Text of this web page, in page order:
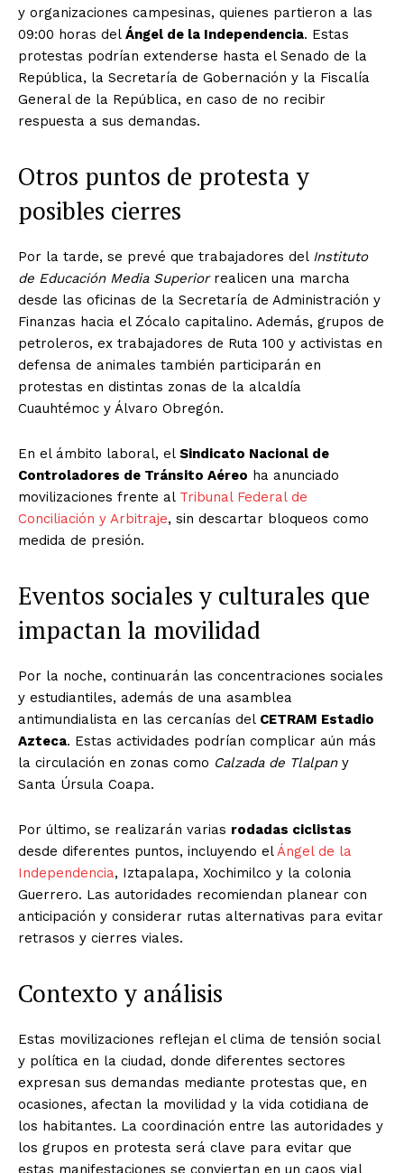
y organizaciones campesinas, quienes partieron a las
09:00 horas del Ángel de la Independencia. Estas
protestas podrían extenderse hasta el Senado de la
República, la Secretaría de Gobernación y la Fiscalía
General de la República, en caso de no recibir
respuesta a sus demandas.
Otros puntos de protesta y
posibles cierres
Por la tarde, se prevé que trabajadores del Instituto
de Educación Media Superiorrealicen una marcha
desde las oficinas de la Secretaría de Administración y
Finanzas hacia el Zócalo capitalino. Además, grupos de
petroleros, ex trabajadores de Ruta 100 y activistas en
defensa de animales también participarán en
protestas en distintas zonas de la alcaldía
Cuauhtémoc y Álvaro Obregón.
En el ámbito laboral, el Sindicato Nacional de
Controladores de Tránsito Aéreo ha anunciado
movilizaciones frente al Tribunal Federal de
Conciliación y Arbitraje, sin descartar bloqueos como
medida de presión.
Eventos sociales y culturales que
impactan la movilidad
Por la noche, continuarán las concentraciones sociales
y estudiantiles, además de una asamblea
antimundialista en las cercanías del CETRAM Estadio
Azteca. Estas actividades podrían complicar aún más
la circulación en zonas como Calzada de Tlalpany
Santa Úrsula Coapa.
Por último, se realizarán varias rodadas ciclistas
desde diferentes puntos, incluyendo elÁngel de la
Independencia, Iztapalapa, Xochimilco y la colonia
Guerrero. Las autoridades recomiendan planear con
anticipación y considerar rutas alternativas para evitar
retrasos y cierres viales.
Contexto y análisis
Estas movilizaciones reflejan el clima de tensión social
y política en la ciudad, donde diferentes sectores
expresan sus demandas mediante protestas que, en
ocasiones, afectan la movilidad y la vida cotidiana de
los habitantes. La coordinación entre las autoridades y
los grupos en protesta será clave para evitar que
estas manifestaciones se conviertan en un caos vial